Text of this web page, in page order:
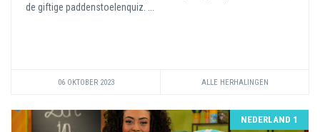
de giftige paddenstoelenquiz. ...
06 OKTOBER 2023 ALLE HERHALINGEN
NEDERLAND 1